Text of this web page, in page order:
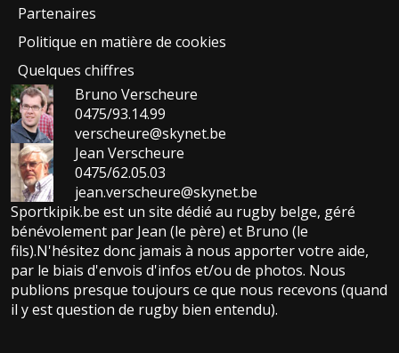
Partenaires
Politique en matière de cookies
Quelques chiffres
Bruno Verscheure
0475/93.14.99
verscheure@skynet.be
Jean Verscheure
0475/62.05.03
jean.verscheure@skynet.be
Sportkipik.be est un site dédié au rugby belge, géré
bénévolement par Jean (le père) et Bruno (le
fils).N'hésitez donc jamais à nous apporter votre aide,
par le biais d'envois d'infos et/ou de photos. Nous
publions presque toujours ce que nous recevons (quand
il y est question de rugby bien entendu).